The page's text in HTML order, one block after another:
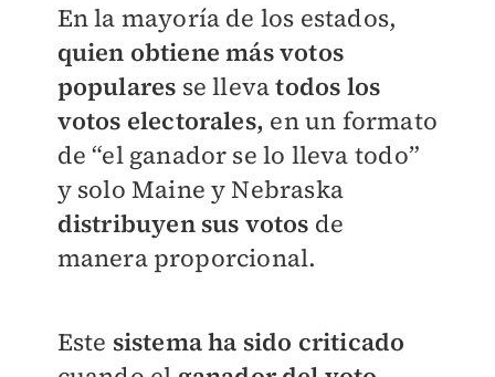
En la mayoría de los estados,
quien obtiene más votos
populares se llevatodos los
votos electorales, en un formato
de “el ganador se lo lleva todo”
y solo Maine y Nebraska
distribuyen sus votos de
manera proporcional.
Este sistema ha sido criticado